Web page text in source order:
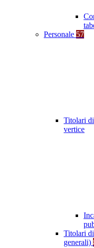
Personale 57
Titolari
vertice
Titolari
generali)